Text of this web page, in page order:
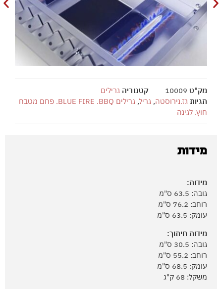
מק"ט 10009 קטגוריה גרילים
תגיות גז.נירוסטה, גריל,
גרילים BLUE FIRE .BBQ. פחם מטבח
חוץ. לגינה
מידות
מידות:
גובה: 63.5 ס"מ
רוחב: 76.2 ס"מ
עומק: 63.5 ס"מ
מידות חיתוך:
גובה: 30.5 ס"מ
רוחב: 55.2 ס"מ
עומק: 68.5 ס"מ
משקל: 68 ק"ג